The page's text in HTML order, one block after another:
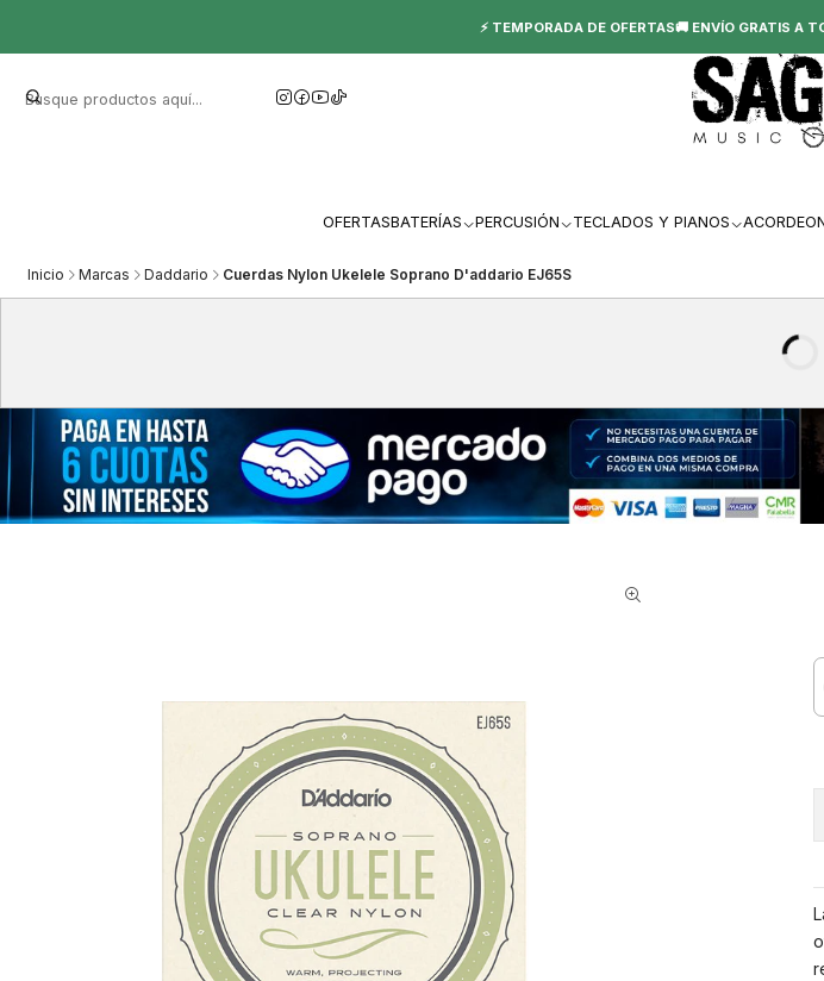
OFERTASBATERÍAS PERCUSIÓN TECLADOS Y PIANOS
⚡ TEMPORADA DE OFERTAS🚚 ENVÍO GRATIS A
Inicio Marcas Daddario Cuerdas Nylon Ukelele Soprano D'addario EJ65S